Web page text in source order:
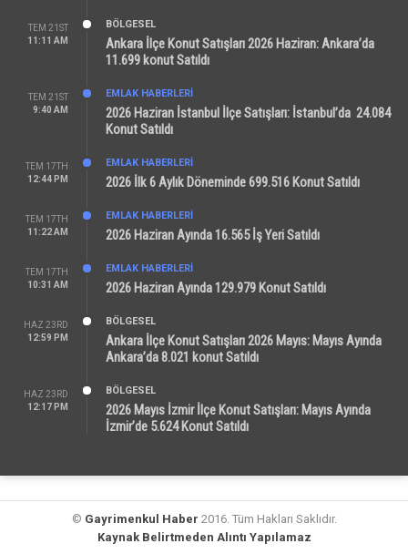
TEM 21ST
11:11 AM
BÖLGESEL
Ankara İlçe Konut Satışları 2026 Haziran: Ankara’da
11.699 konut Satıldı
TEM 21ST
9:40 AM
EMLAK HABERLERI
2026 Haziran İstanbul İlçe Satışları: İstanbul’da 24.084
Konut Satıldı
TEM 17TH
12:44 PM
EMLAK HABERLERI
2026 İlk 6 Aylık Döneminde 699.516 Konut Satıldı
TEM 17TH
11:22 AM
EMLAK HABERLERI
2026 Haziran Ayında 16.565 İş Yeri Satıldı
TEM 17TH
10:31 AM
EMLAK HABERLERI
2026 Haziran Ayında 129.979 Konut Satıldı
HAZ 23RD
12:59 PM
BÖLGESEL
Ankara İlçe Konut Satışları 2026 Mayıs: Mayıs Ayında
Ankara’da 8.021 konut Satıldı
HAZ 23RD
12:17 PM
BÖLGESEL
2026 Mayıs İzmir İlçe Konut Satışları: Mayıs Ayında
İzmir’de 5.624 Konut Satıldı
© Gayrimenkul Haber 2016. Tüm Hakları Saklıdır.
Kaynak Belirtmeden Alıntı Yapılamaz